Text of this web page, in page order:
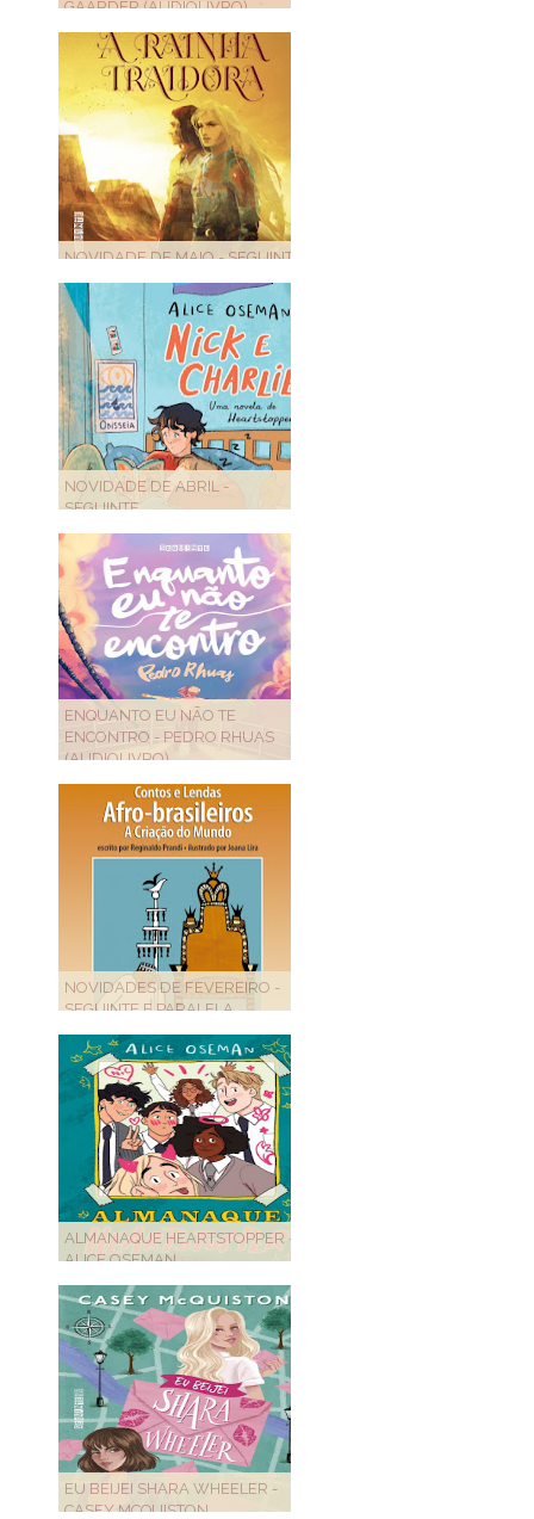
GAARDER (AUDIOLIVRO)
NOVIDADE DE MAIO - SEGUINTE
NOVIDADE DE ABRIL -
SEGUINTE
ENQUANTO EU NÃO TE
ENCONTRO - PEDRO RHUAS
(AUDIOLIVRO)
NOVIDADES DE FEVEREIRO -
SEGUINTE E PARALELA
ALMANAQUE HEARTSTOPPER -
ALICE OSEMAN
EU BEIJEI SHARA WHEELER -
CASEY MCQUISTON